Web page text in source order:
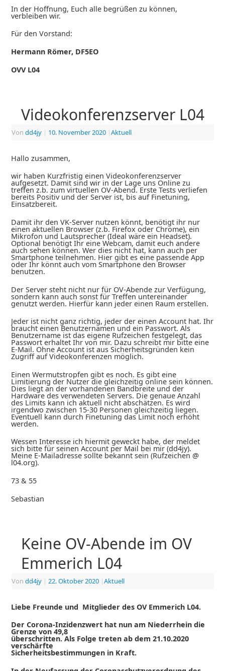
In der Hoffnung, Euch alle begrüßen zu können,
verbleiben wir.
Für den Vorstand:
Hermann Römer, DF5EO
OVV L04
Videokonferenzserver L04
Von dd4jy | 10. November 2020 |Aktuell
Hallo zusammen,
wir haben Kurzfristig einen Videokonferenzserver
aufgesetzt. Damit sind wir in der Lage uns Online zu
treffen z.b. zum virtuellen OV-Abend. Erste Tests verliefen
bereits Positiv und der Server ist, bis auf Finetuning,
Einsatzbereit.
Damit ihr den VK-Server nutzen könnt, benötigt ihr nur
einen aktuellen Browser (z.b. Firefox oder Chrome), ein
Mikrofon und Lautsprecher (Ideal wäre ein Headset).
Optional benötigt Ihr eine Webcam, damit euch andere
auch sehen können. Wer dies nicht hat, kann auch per
Smartphone teilnehmen. Hier gibt es eine passende App
oder Ihr könnt auch vom Smartphone den Browser
benutzen.
Der Server steht nicht nur für OV-Abende zur Verfügung,
sondern kann auch sonst für Treffen untereinander
genutzt werden. Hierfür kann jeder einen Raum erstellen.
Jeder ist nicht ganz richtig, jeder der einen Account hat. Ihr
braucht einen Benutzernamen und ein Passwort. Als
Benutzername ist das eigene Rufzeichen festgelegt, das
Passwort erhaltet Ihr von mir. Dazu schreibt mir bitte eine
E-Mail. Ohne Account ist aus Sicherheitsgründen kein
Zugriff auf Videokonferenzen möglich.
Einen Wermutstropfen gibt es noch. Es gibt eine
Limitierung der Nutzer die gleichzeitig online sein können.
Dies liegt an der vorhandenen Bandbreite und der
Hardware des verwendeten Servers. Die genaue Anzahl
des Limits kann ich aktuell nicht abschätzen. Es wird
irgendwo zwischen 15-30 Personen gleichzeitig liegen.
Eventuell kann durch Finetuning das Limit noch erhöht
werden.
Wessen Interesse ich hiermit geweckt habe, der meldet
sich bitte für seinen Account per Mail bei mir (dd4jy).
Meine E-Mailadresse sollte bekannt sein (Rufzeichen @
l04.org).
73 & 55
Sebastian
Keine OV-Abende im OV
Emmerich L04
Von dd4jy | 22. Oktober 2020 |Aktuell
Liebe Freunde und Mitglieder des OV Emmerich L04.
Der Corona-Inzidenzwert hat nun am Niederrhein die
Grenze von 49,8
überschritten. Als Folge treten ab dem 21.10.2020
verschärfte
Sicherheitsbestimmungen in Kraft.